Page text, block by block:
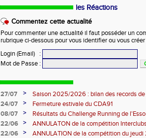
les Réactions
Commentez cette actualité
Pour commenter une actualité il faut posséder un
rubrique ci-dessous pour vous identifier ou vous
Login (Email)
:
Mot de Passe :
27/07 >
Saison 2025/2026 : bilan des records de
24/07
>
Fermeture estivale du CDA91
08/07
>
Résultats du Challenge Running de
12 07 2026)
22/06 >
ANNULATON de la compétition
juin
22/06 >
ANNULATION de la compétition du jeudi